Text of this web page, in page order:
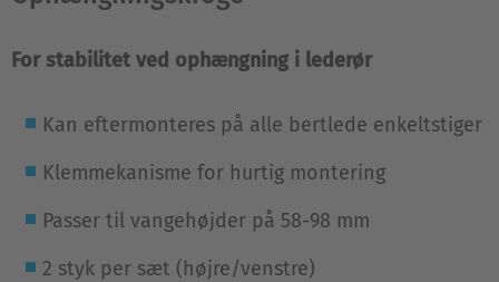
For stabilitet ved ophængning i lederør
Kan eftermonteres på alle bertlede enkeltstiger
Klemmekanisme for hurtig montering
Passer til vangehøjder på 58-98 mm
2 styk per sæt (højre/venstre)